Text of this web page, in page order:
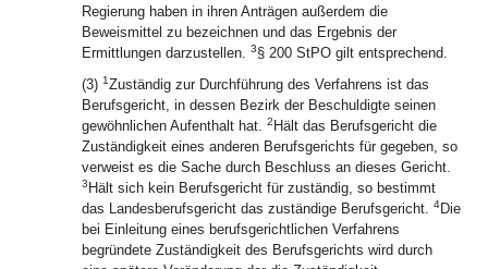
Regierung haben in ihren Anträgen außerdem die
Beweismittel zu bezeichnen und das Ergebnis der
Ermittlungen darzustellen. 3§ 200 StPO gilt entsprechend.
(3) 1Zuständig zur Durchführung des Verfahrens ist das
Berufsgericht, in dessen Bezirk der Beschuldigte seinen
gewöhnlichen Aufenthalt hat. 2 Hält das Berufsgericht die
Zuständigkeit eines anderen Berufsgerichts für gegeben, so
verweist es die Sache durch Beschluss an dieses Gericht.
3 Hält sich kein Berufsgericht für zuständig, so bestimmt
das Landesberufsgericht das zuständige Berufsgericht. 4Die
bei Einleitung eines berufsgerichtlichen Verfahrens
begründete Zuständigkeit des Berufsgerichts wird durch